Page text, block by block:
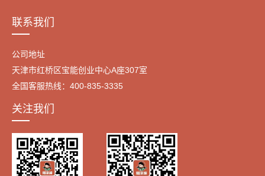
联系我们
公司地址
天津市红桥区宝能创业中心A座307室
全国客服热线：400-835-3335
关注我们